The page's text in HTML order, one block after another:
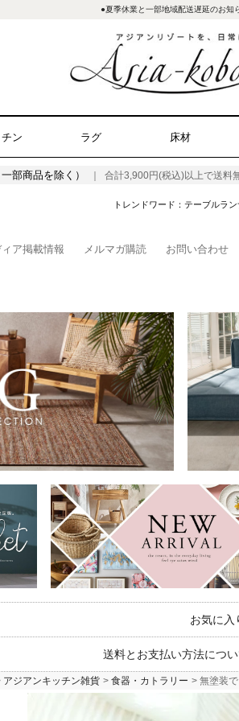
●夏季休業と一部地域配送遅延のお知
ン ラグ 床材
部商品を除く） ｜ 合計3,900円(税込)以上で送料
トレンドワード： テーブルラン
ア掲載情報 メルマガ購読 お問い合わせ
お気に入
送料とお支払い方法につ
アジアンキッチン雑貨 食器・カトラリー 無塗装